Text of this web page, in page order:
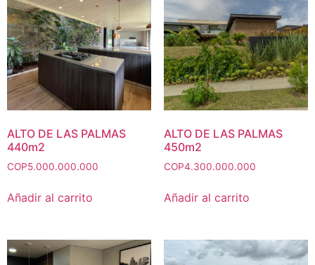
ALTO DE LAS PALMAS
440m2
COP5.000.000.000
Añadir al carrito
ALTO DE LAS PALMAS
450m2
COP4.300.000.000
Añadir al carrito